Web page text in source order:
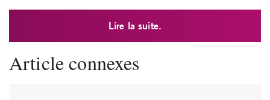
Lire la suite.
Article connexes